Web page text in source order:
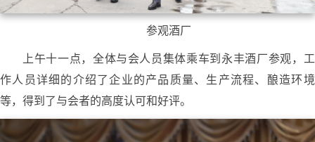
参观酒厂
上午十一点，全体与会人员集体乘车到永丰酒厂参观，工
作人员详细的介绍了企业的产品质量、生产流程、酿造环境
等，得到了与会者的高度认可和好评。